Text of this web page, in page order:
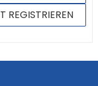
REGISTRIEREN